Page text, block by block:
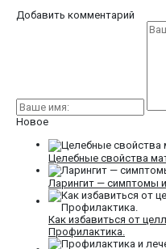
Добавить комментарий
Новое
Целебные свойства
Ларингит — симптомы
Как избавиться от
Профилактика.